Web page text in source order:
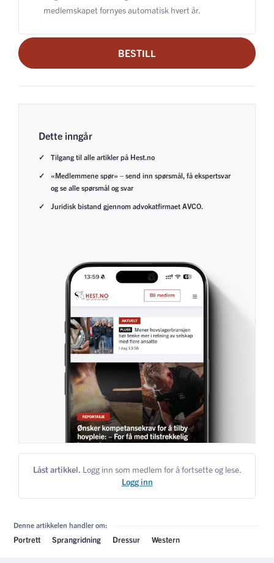
medlemskapet fornyes automatisk hvert år.
BESTILL
Dette inngår
Tilgang til alle artikler på Hest.no
«Medlemmene spør» – send inn spørsmål, få ekspertsvar
og se alle spørsmål og svar
Juridisk bistand gjennom advokatfirmaet AVCO.
Låst artikkel. Logg inn som medlem for å fortsette og lese.
Logg inn
Denne artikkelen handler om:
Portrett Sprangridning Dressur Western